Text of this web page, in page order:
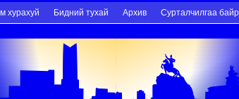
хурахуй Бидний тухай Архив Сурталчилгаа